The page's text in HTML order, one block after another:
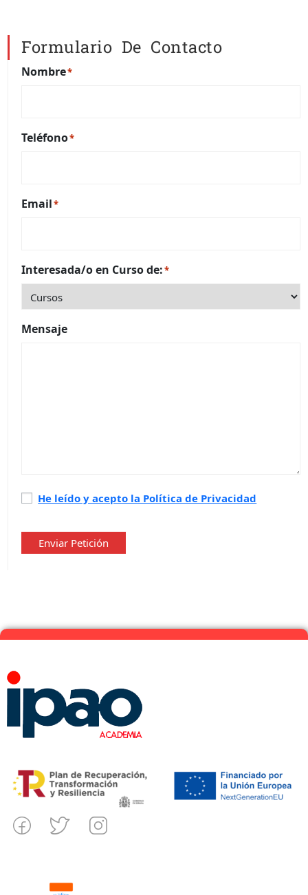
Formulario De Contacto
Nombre*
Teléfono*
Email*
Interesada/o en Curso de:*
Mensaje
Política
privacidad*
He leído y acepto la Política de Privacidad
Enviar Petición